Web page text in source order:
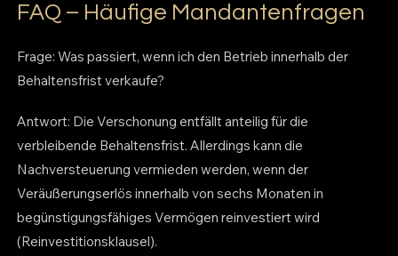
FAQ – Häufige Mandantenfragen
Frage: Was passiert, wenn ich den Betrieb innerhalb der
Behaltensfrist verkaufe?
Antwort: Die Verschonung entfällt anteilig für die
verbleibende Behaltensfrist. Allerdings kann die
Nachversteuerung vermieden werden, wenn der
Veräußerungserlös innerhalb von sechs Monaten in
begünstigungsfähiges Vermögen reinvestiert wird
(Reinvestitionsklausel).